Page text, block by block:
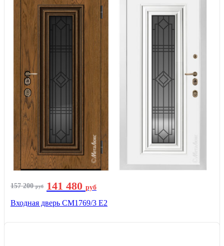
157 200руб 141 480 руб
Входная дверь СМ1769/3 Е2